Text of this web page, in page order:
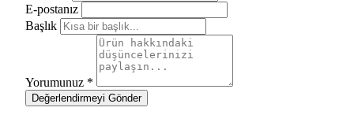
E-postanız
Başlık
Yorumunuz *
Değerlendirmeyi Gönder